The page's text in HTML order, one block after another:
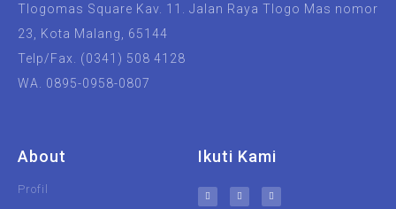
Tlogomas Square Kav. 11. Jalan Raya Tlogo Mas nomor
23, Kota Malang, 65144
Telp/Fax. (0341) 508 4128
WA. 0895-0958-0807
About
Profil
Ikuti Kami